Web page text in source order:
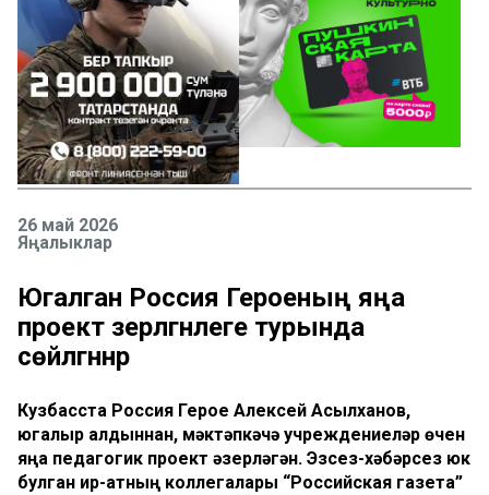
26 май 2026
Яңалыклар
Югалган Россия Героеның яңа
проект әзерләгәнлеге турында
сөйләгәннәр
Кузбасста Россия Герое Алексей Асылханов,
югалыр алдыннан, мәктәпкәчә учреждениеләр өчен
яңа педагогик проект әзерләгән. Эзсез-хәбәрсез юк
булган ир-атның коллегалары “Российская газета”